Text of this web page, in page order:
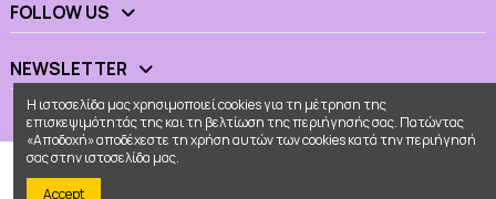
FOLLOW US
NEWSLETTER
Η ιστοσελίδα μας χρησιμοποιεί cookies για τη μέτρηση της
επισκεψιμότητάς της και τη βελτίωση της περιήγησής σας. Πατώντας
«Αποδοχή» αποδέχεστε τη χρήση αυτών των cookies κατά την περιήγησή
σας στην ιστοσελίδα μας.
Accept